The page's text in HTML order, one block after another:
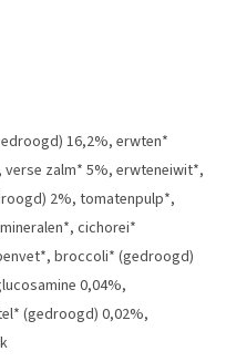
16,2%, erwten*
zalm* 5%, erwteneiwit*,
2%, tomatenpulp*,
cichorei*
broccoli* (gedroogd)
0,04%,
(gedroogd) 0,02%,